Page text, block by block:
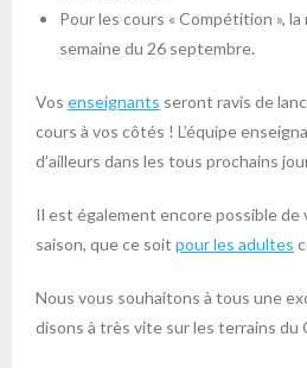
Pour les cours « Compétition »,
semaine du 26 septembre.
Vos enseignants seront ravis de
cours à vos côtés ! L’équipe
d’ailleurs dans les tous prochains
Il est également encore possible de
saison, que ce soit pour les adultes
Nous vous souhaitons à tous une
disons à très vite sur les terrains du